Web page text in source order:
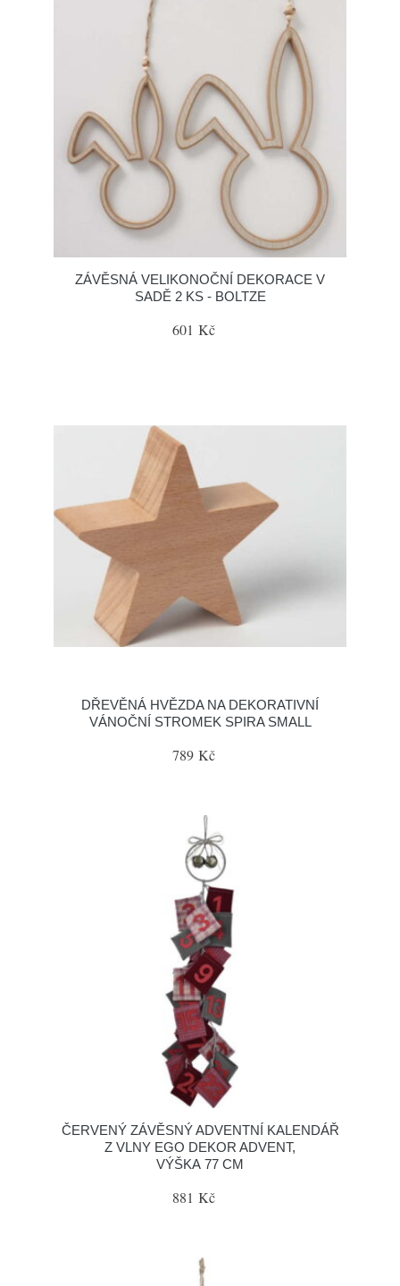
ZÁVĚSNÁ VELIKONOČNÍ DEKORACE V
SADĚ 2 KS - BOLTZE
601 Kč
DŘEVĚNÁ HVĚZDA NA DEKORATIVNÍ
VÁNOČNÍ STROMEK SPIRA SMALL
789 Kč
ČERVENÝ ZÁVĚSNÝ ADVENTNÍ KALENDÁŘ
Z VLNY EGO DEKOR ADVENT,
VÝŠKA 77 CM
881 Kč